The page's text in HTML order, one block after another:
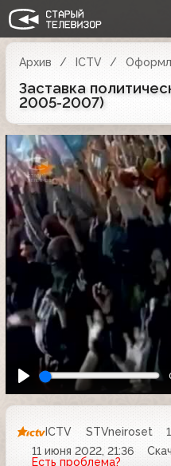
Архив ICTV
Заставка
2005-2007)
ICTV STVneiroset
11 июня 2022, 21:36
Есть проблема?